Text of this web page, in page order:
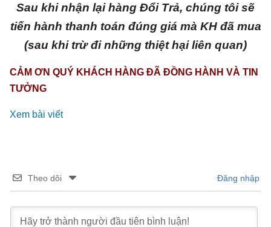
Sau khi nhận lại hàng Đổi Trả, chúng tôi sẽ
tiến hành thanh toán đúng giá mà KH đã mua
(sau khi trừ đi những thiệt hại liên quan)
CẢM ƠN QUÝ KHÁCH HÀNG ĐÃ ĐỒNG HÀNH VÀ TIN
TƯỞNG
Xem bài viết
Theo dõi Đăng nhập